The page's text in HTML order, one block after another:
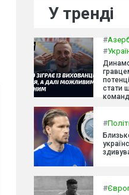
У тренді
#
#
Динамо
стати
#
#